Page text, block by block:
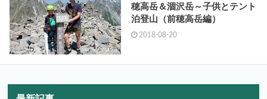
穂高岳＆涸沢岳～子供とテント
泊登山（前穂高岳編）
2018-08-20